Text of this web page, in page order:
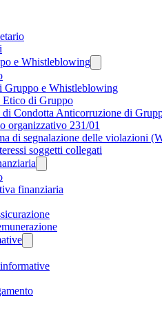
e Whistleblowing
Gruppo e Whistleblowing
Etico di Gruppo
di Condotta Anticorruzione di
organizzativo 231/01
di segnalazione delle violazioni
soggetti collegati
finanziaria